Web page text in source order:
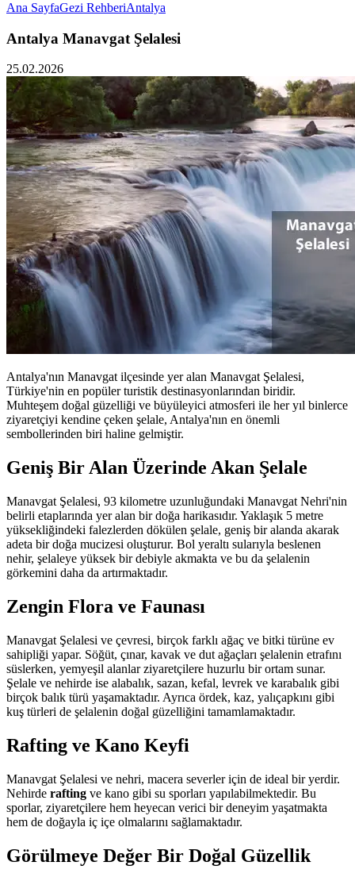
Ana SayfaGezi RehberiAntalya
Antalya Manavgat Şelalesi
25.02.2026
Antalya'nın Manavgat ilçesinde yer alan Manavgat Şelalesi,
Türkiye'nin en popüler turistik destinasyonlarından biridir.
Muhteşem doğal güzelliği ve büyüleyici atmosferi ile her yıl binlerce
ziyaretçiyi kendine çeken şelale, Antalya'nın en önemli
sembollerinden biri haline gelmiştir.
Geniş Bir Alan Üzerinde Akan Şelale
Manavgat Şelalesi, 93 kilometre uzunluğundaki Manavgat Nehri'nin
belirli etaplarında yer alan bir doğa harikasıdır. Yaklaşık 5 metre
yüksekliğindeki falezlerden dökülen şelale, geniş bir alanda akarak
adeta bir doğa mucizesi oluşturur. Bol yeraltı sularıyla beslenen
nehir, şelaleye yüksek bir debiyle akmakta ve bu da şelalenin
görkemini daha da artırmaktadır.
Zengin Flora ve Faunası
Manavgat Şelalesi ve çevresi, birçok farklı ağaç ve bitki türüne ev
sahipliği yapar. Söğüt, çınar, kavak ve dut ağaçları şelalenin etrafını
süslerken, yemyeşil alanlar ziyaretçilere huzurlu bir ortam sunar.
Şelale ve nehirde ise alabalık, sazan, kefal, levrek ve karabalık gibi
birçok balık türü yaşamaktadır. Ayrıca ördek, kaz, yalıçapkını gibi
kuş türleri de şelalenin doğal güzelliğini tamamlamaktadır.
Rafting ve Kano Keyfi
Manavgat Şelalesi ve nehri, macera severler için de ideal bir yerdir.
Nehirde rafting ve kano gibi su sporları yapılabilmektedir. Bu
sporlar, ziyaretçilere hem heyecan verici bir deneyim yaşatmakta
hem de doğayla iç içe olmalarını sağlamaktadır.
Görülmeye Değer Bir Doğal Güzellik